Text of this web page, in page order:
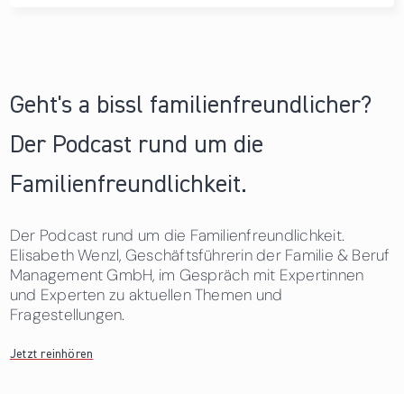
Geht's a bissl familienfreundlicher?
Der Podcast rund um die
Familienfreundlichkeit.
Der Podcast rund um die Familienfreundlichkeit.
Elisabeth Wenzl, Geschäftsführerin der Familie & Beruf
Management GmbH, im Gespräch mit Expertinnen
und Experten zu aktuellen Themen und
Fragestellungen.
Jetzt reinhören